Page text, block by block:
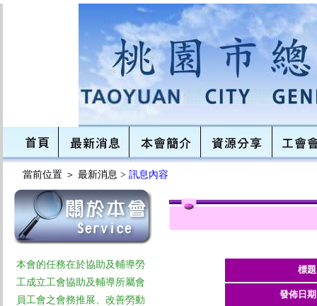
當前位置 ＞ 最新消息 > 訊息內容
本會的任務在於協助及輔導勞
工成立工會協助及輔導所屬會
員工會之會務推展、改善勞動
標
發佈日